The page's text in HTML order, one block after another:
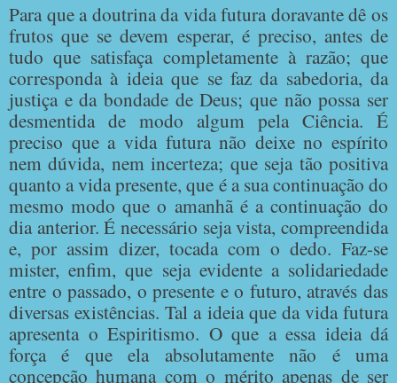
Para que a doutrina da vida futura doravante dê os
frutos que se devem esperar, é preciso, antes de
tudo que satisfaça completamente à razão; que
corresponda à ideia que se faz da sabedoria, da
justiça e da bondade de Deus; que não possa ser
desmentida de modo algum pela Ciência. É
preciso que a vida futura não deixe no espírito
nem dúvida, nem incerteza; que seja tão positiva
quanto a vida presente, que é a sua continuação do
mesmo modo que o amanhã é a continuação do
dia anterior. É necessário seja vista, compreendida
e, por assim dizer, tocada com o dedo. Faz-se
mister, enfim, que seja evidente a solidariedade
entre o passado, o presente e o futuro, através das
diversas existências. Tal a ideia que da vida futura
apresenta o Espiritismo. O que a essa ideia dá
força é que ela absolutamente não é uma
concepção humana com o mérito apenas de ser